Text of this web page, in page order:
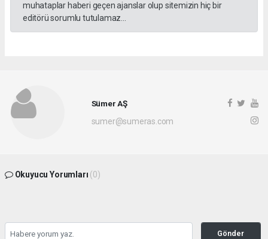
muhataplar haberi geçen ajanslar olup sitemizin hiç bir
editörü sorumlu tutulamaz...
Sümer AŞ
sumer@sumeras.com
Okuyucu Yorumları (0)
Gönder